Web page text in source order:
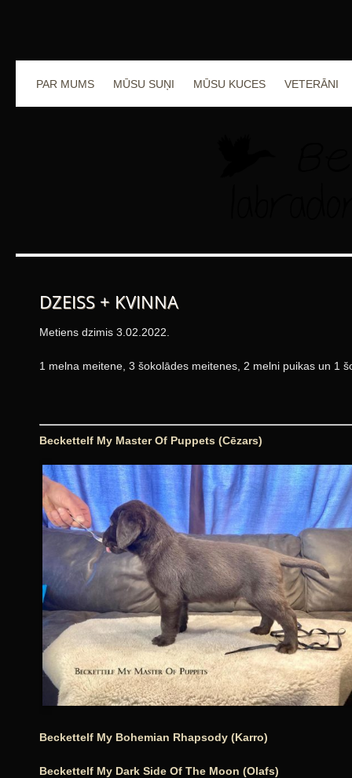
PAR MUMS MŪSU SUŅI MŪSU KUCES VETERĀNI
DZEISS + KVINNA
Metiens dzimis 3.02.2022.
1 melna meitene, 3 šokolādes meitenes, 2 melni puikas un 1
Beckettelf My Master Of Puppets (Cēzars)
Beckettelf My Bohemian Rhapsody (Karro)
Beckettelf My Dark Side Of The Moon (Olafs)